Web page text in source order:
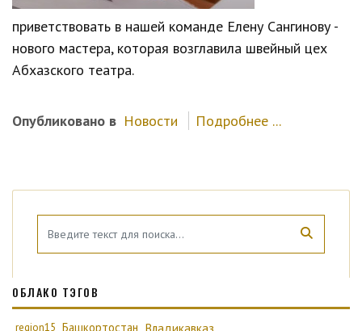
приветствовать в нашей команде Елену Сангинову -
нового мастера, которая возглавила швейный цех
Абхазского театра.
Опубликовано в Новости Подробнее ...
ОБЛАКО ТЭГОВ
region15 Башкортостан Владикавказ